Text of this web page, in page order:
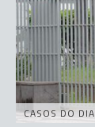
CASOS DO DIA